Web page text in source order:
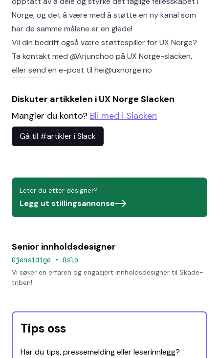
Norge, og det å være med å støtte en ny kanal som
har de samme målene er en glede!
Vil din bedrift også være støttespiller for UX Norge?
Ta kontakt med @Arjunchoo på UX Norge-slacken,
eller send en e-post til hei@uxnorge.no
Diskuter artikkelen i UX Norge Slacken
Mangler du konto? Bli med i Slacken
Gå til #artikler i Slack
Leter du etter designer?
Legg ut stillingsannonse
Senior innholdsdesigner
Gjensidige • Oslo
Vi søker en erfaren og engasjert innholdsdesigner til Skade-
triben!
Tips oss
Har du tips, pressemelding eller leserinnlegg?